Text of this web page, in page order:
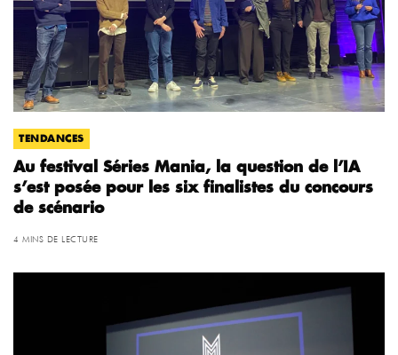
TENDANCES
Au festival Séries Mania, la question de l’IA
s’est posée pour les six finalistes du concours
de scénario
4 MINS DE LECTURE